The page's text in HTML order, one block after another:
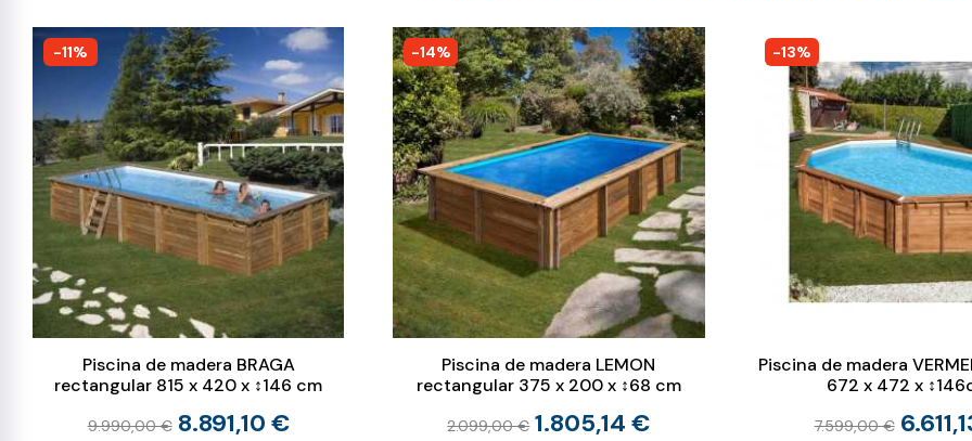
-11%
Piscina de madera BRAGA
rectangular 815 x 420 x ↕146 cm
9.990,00 € 8.891,10 €
-14%
Piscina de madera LEMON
rectangular 375 x 200 x ↕68 cm
2.099,00 € 1.805,14 €
-13%
Piscina de madera
672 x 472 x
7.599,00 €